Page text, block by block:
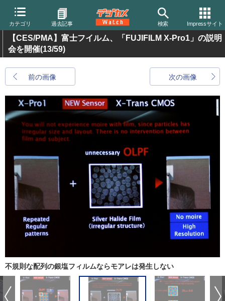
カテゴリ 過去記事 検索 Impressサイト
【CES/PMA】富士フイルム、「FUJIFILM X-Pro1」の説明
会を開催(13/59)
前の画像 次の画像
不規則な配列の銀塩フィルムならモアレは発生しない